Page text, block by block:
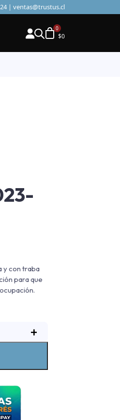
| ventas@trustus.cl
$0
y con traba
para que
+